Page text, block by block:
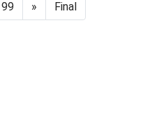
99 » Final